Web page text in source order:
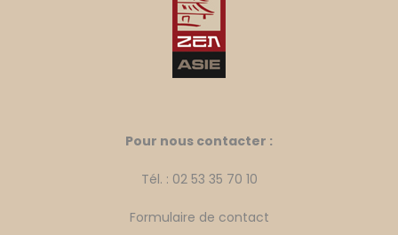
Pour nous contacter :
Tél. : 02 53 35 70 10
Formulaire de contact